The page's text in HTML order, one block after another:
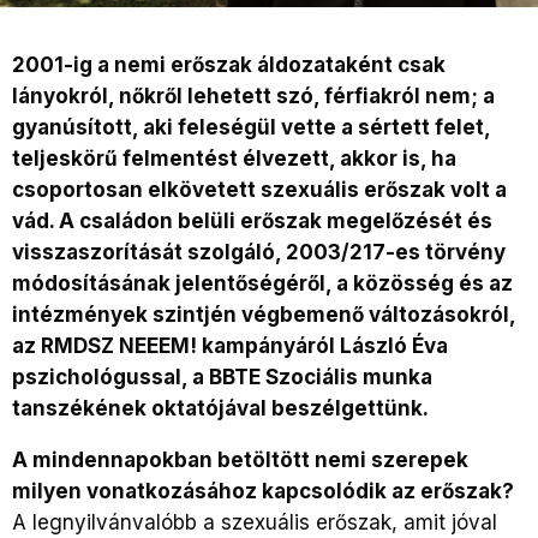
2001-ig a nemi erőszak áldozataként csak
lányokról, nőkről lehetett szó, férfiakról nem; a
gyanúsított, aki feleségül vette a sértett felet,
teljeskörű felmentést élvezett, akkor is, ha
csoportosan elkövetett szexuális erőszak volt a
vád. A családon belüli erőszak megelőzését és
visszaszorítását szolgáló, 2003/217-es törvény
módosításának jelentőségéről, a közösség és az
intézmények szintjén végbemenő változásokról,
az RMDSZ NEEEM! kampányáról László Éva
pszichológussal, a BBTE Szociális munka
tanszékének oktatójával beszélgettünk.
A mindennapokban betöltött nemi szerepek
milyen vonatkozásához kapcsolódik az erőszak?
A legnyilvánvalóbb a szexuális erőszak, amit jóval